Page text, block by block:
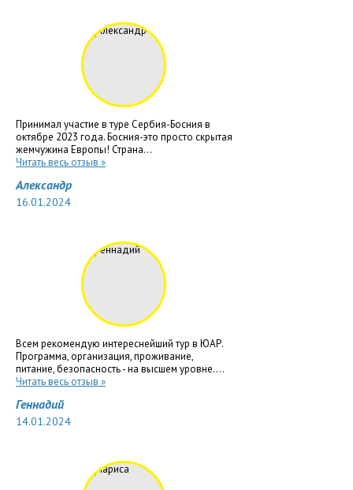
Принимал участие в туре Сербия-Босния в
октябре 2023 года. Босния-это просто скрытая
жемчужина Европы! Страна...
Читать весь отзыв »
Александр
16.01.2024
Всем рекомендую интереснейший тур в ЮАР.
Программа, организация, проживание,
питание, безопасность - на высшем уровне....
Читать весь отзыв »
Геннадий
14.01.2024